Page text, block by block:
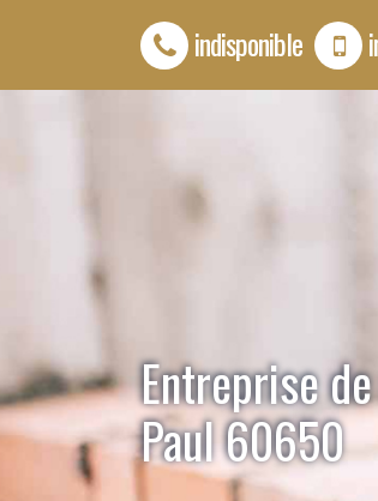
indisponible
Entreprise
Paul 60650